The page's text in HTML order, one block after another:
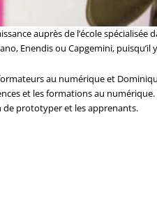
auprès de l’école
Enendis ou Capgemini, puisqu’il
au numérique et
et les formations au
prototyper et les apprenants.